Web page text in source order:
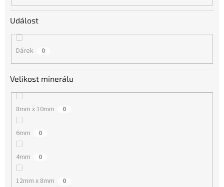
Událost
Dárek 0
Velikost minerálu
8mm x 10mm 0
6mm 0
4mm 0
12mm x 8mm 0